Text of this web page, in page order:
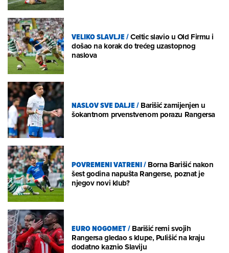
VELIKO SLAVLJE/Celtic slavio u Old Firmu i
došao na korak do trećeg uzastopnog
naslova
NASLOV SVE DALJE/Barišić zamijenjen u
šokantnom prvenstvenom porazu Rangersa
POVREMENI VATRENI/Borna Barišić nakon
šest godina napušta Rangerse, poznat je
njegov novi klub?
EURO NOGOMET/Barišić remi svojih
Rangersa gledao s klupe, Pulišić na kraju
dodatno kaznio Slaviju